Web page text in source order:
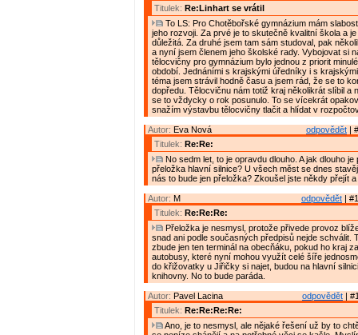
Titulek: Re:Linhart se vrátil
To LS: Pro Chotěbořské gymnázium mám
jeho rozvoji. Za prvé je to skutečně kvalitní škola a
důležitá. Za druhé jsem tam sám studoval, pak
a nyní jsem členem jeho školské rady. Vybojovat si
tělocvičny pro gymnázium bylo jednou z priorit
období. Jednáními s krajskými úředníky i s
téma jsem strávil hodně času a jsem rád, že se to
dopředu. Tělocvičnu nám totiž kraj několikrát slíbil a
se to vždycky o rok posunulo. To se vícekrát
snažím výstavbu tělocvičny tlačit a hlídat v
odpovědět |
Autor: Eva Nová
Titulek: Re:Re:
No sedm let, to je opravdu dlouho. A jak dlouho je
přeložka hlavní silnice? U všech měst se dnes
nás to bude jen přeložka? Zkoušel jste někdy přejít
odpovědět |
Autor: M
Titulek: Re:Re:Re:
Přeložka je nesmysl, protože přivede provoz
snad ani podle současných předpisů nejde schválit.
zbude jen ten terminál na obecňáku, pokud ho kraj
autobusy, které nyní mohou využít celé šíře
do křižovatky u Jiřičky si najet, budou na hlavní
knihovny. No to bude paráda.
odpovědět |
Autor: Pavel Lacina
Titulek: Re:Re:Re:Re:
Ano, je to nesmysl, ale nějaké řešení už by to